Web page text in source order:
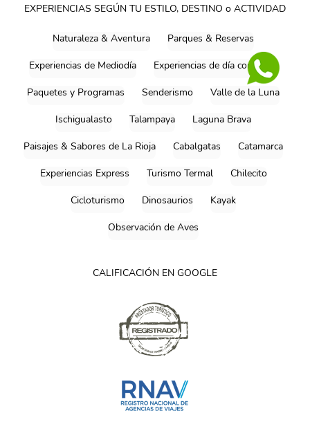
EXPERIENCIAS SEGÚN TU ESTILO, DESTINO o ACTIVIDAD
Naturaleza & Aventura Parques & Reservas
Experiencias de Mediodía Experiencias de día completo
Paquetes y Programas Senderismo Valle de la Luna
Ischigualasto Talampaya Laguna Brava
Paisajes & Sabores de La Rioja Cabalgatas Catamarca
Experiencias Express Turismo Termal Chilecito
Cicloturismo Dinosaurios Kayak
Observación de Aves
CALIFICACIÓN EN GOOGLE